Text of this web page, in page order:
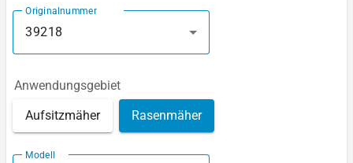
Originalnummer
39218
Anwendungsgebiet
Aufsitzmäher Rasenmäher
Modell